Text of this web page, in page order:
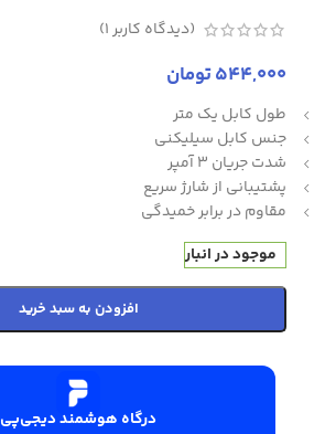
(دیدگاه کاربر1
)
544,000تومان
طول کابل یک متر
جنس کابل سیلیکنی
شدت جریان 3 آمپر
پشتیبانی از شارژ سریع
مقاوم در برابر خمیدگی
موجود در انبار
افزودن به سبد خرید
درگاه هوشمند دیجی‌پی